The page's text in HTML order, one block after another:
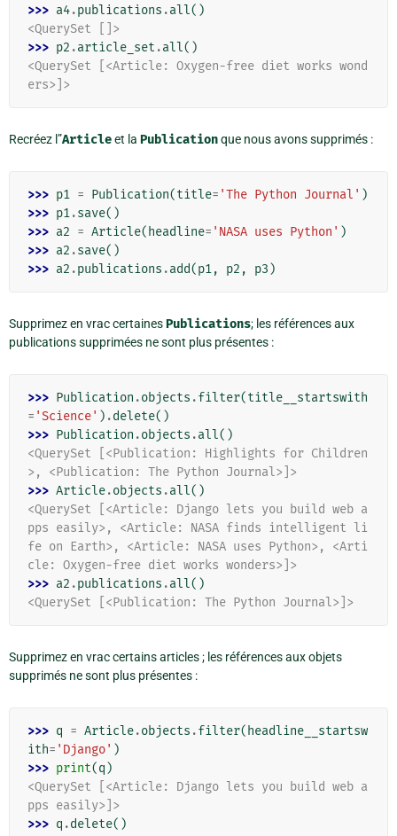
>>> a4.publications .all()
<QuerySet []>
>>> p2 .article_set .all()
<QuerySet [<Article: Oxygen-free diet works wond
ers>]>
Recréez l”Articleet la Publicationque nous avons supprimés :
>>> p1 = Publication(title= 'The Python Journal' )
>>> p1.save()
>>> a2 = Article( headline= 'NASA uses Python' )
>>> a2 .save()
>>> a2 .publications .add(p1, p2 , p3 )
Supprimez en vrac certainesPublications; les références aux
publications supprimées ne sont plus présentes :
>>> Publication .objects .filter(title__startswith
= 'Science' ) .delete()
>>> Publication .objects .all()
<QuerySet [<Publication: Highlights for Children
>, <Publication: The Python Journal>]>
>>> Article.objects .all()
<QuerySet [<Article: Django lets you build web a
pps easily>, <Article: NASA finds intelligent li
fe on Earth>, <Article: NASA uses Python>, <Arti
cle: Oxygen-free diet works wonders>]>
>>> a2 .publications .all()
<QuerySet [<Publication: The Python Journal>]>
Supprimez en vrac certains articles ; les références aux objets
supprimés ne sont plus présentes :
>>> q = Article.objects .filter( headline__startsw
ith= 'Django' )
>>> print(q )
<QuerySet [<Article: Django lets you build web a
pps easily>]>
>>> q .delete()